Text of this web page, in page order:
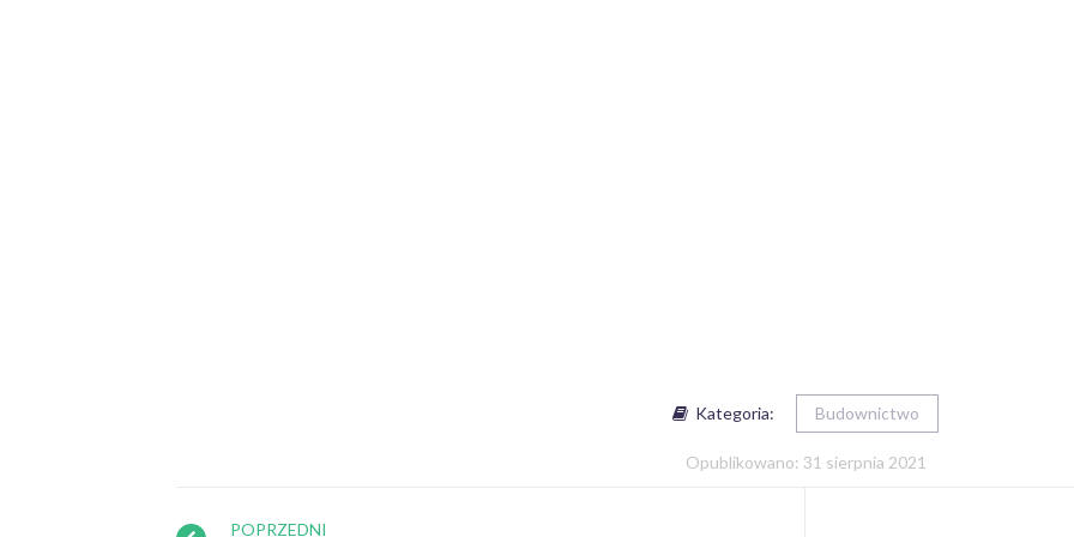
Kategoria: Budownictwo
Opublikowano: 31 sierpnia 2021
POPRZEDNI